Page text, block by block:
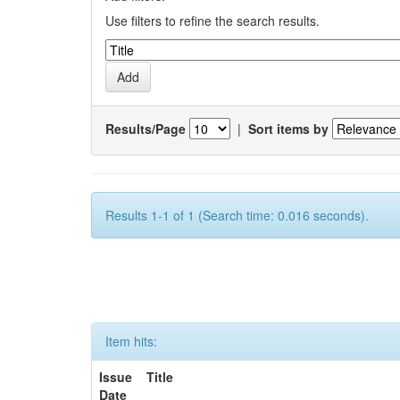
Use filters to refine the search results.
Results/Page | Sort items by
Results 1-1 of 1 (Search time: 0.016 seconds).
Item hits:
Issue
Date
Title